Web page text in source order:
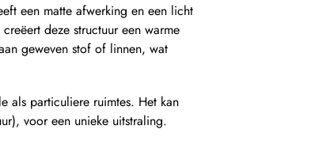
een matte afwerking en een licht
deze structuur een warme
geweven stof of linnen, wat
als particuliere ruimtes. Het kan
voor een unieke uitstraling.